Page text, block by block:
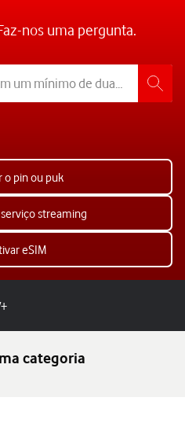
nos uma pergunta.
o pin ou puk
streaming
eSIM
categoria